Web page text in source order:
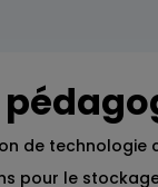
de technologie
pour le